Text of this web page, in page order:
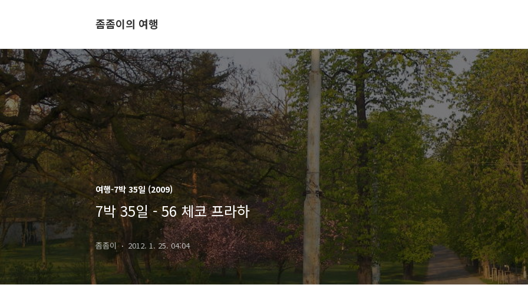
좀좀이의 여행
여행-7박 35일 (2009)
7박 35일 - 56 체코 프라하
좀좀이 2012. 1. 25. 04:04